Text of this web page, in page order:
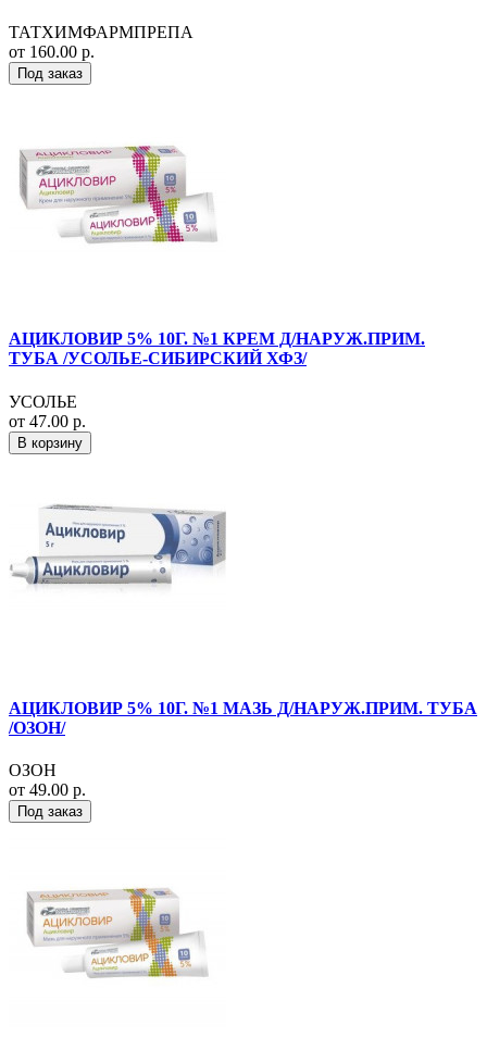
ТАТХИМФАРМПРЕПА
от 160.00 р.
Под заказ
АЦИКЛОВИР 5% 10Г. №1 КРЕМ Д/НАРУЖ.ПРИМ.
ТУБА /УСОЛЬЕ-СИБИРСКИЙ ХФЗ/
УСОЛЬЕ
от 47.00 р.
В корзину
АЦИКЛОВИР 5% 10Г. №1 МАЗЬ Д/НАРУЖ.ПРИМ. ТУБА
/ОЗОН/
ОЗОН
от 49.00 р.
Под заказ